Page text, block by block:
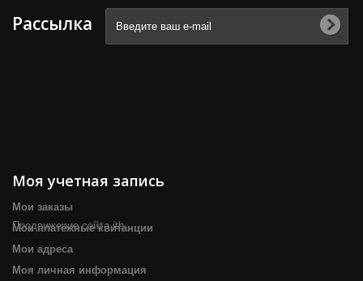
Рассылка
Продвижение сайта itb
Моя учетная запись
Мои заказы
Мои платёжные квитанции
Мои адреса
Моя личная информация